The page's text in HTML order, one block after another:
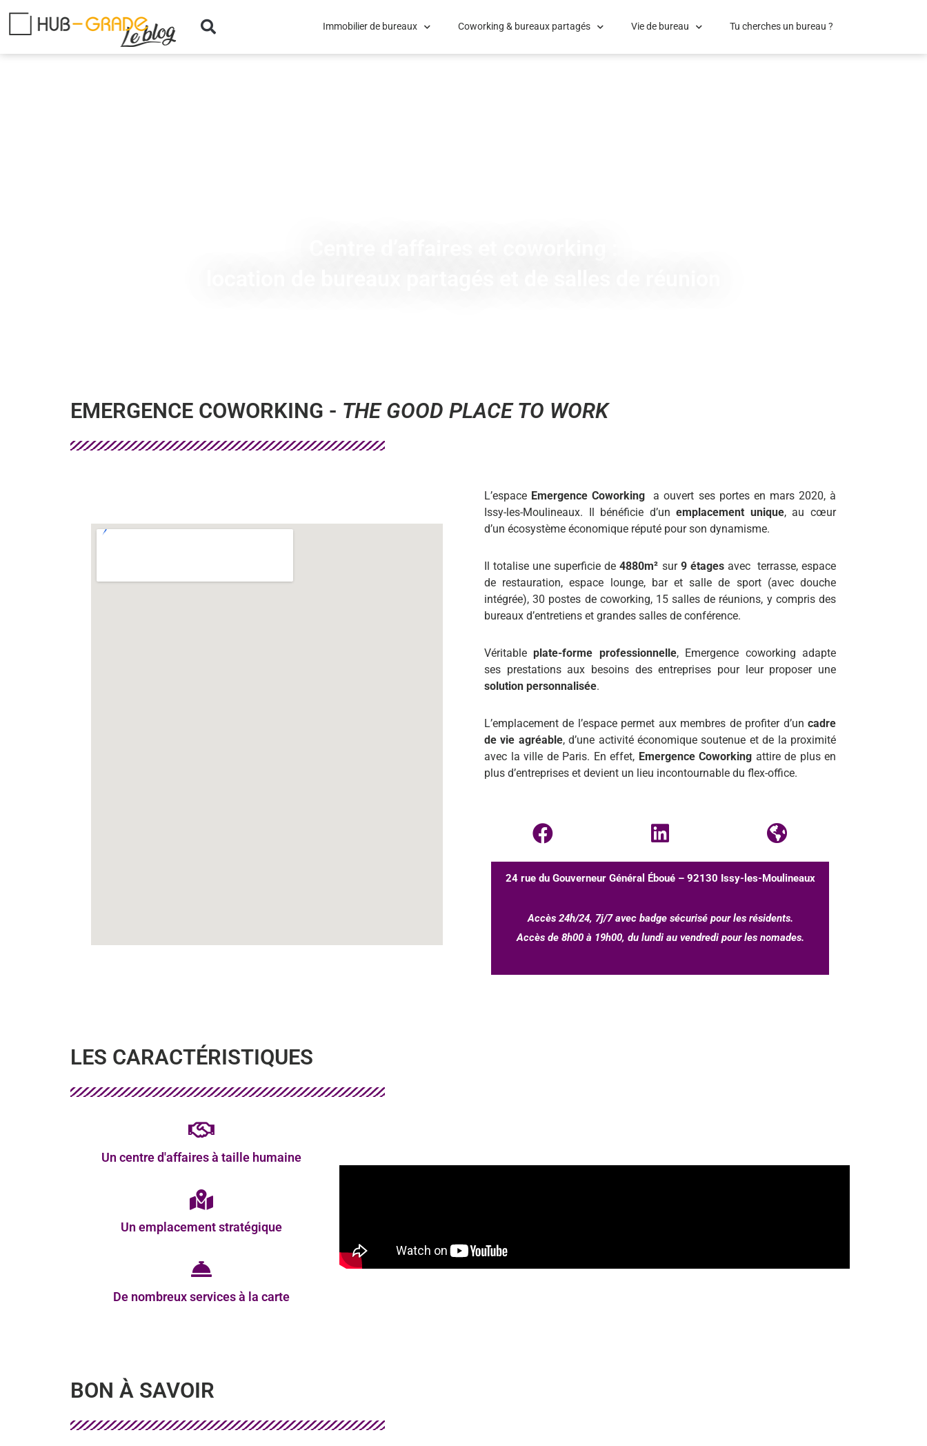
Immobilier de bureaux Coworking & bureaux partagés Vie de bureau Tu cherches un bureau ?
EMERGENCE COWORKING - THE GOOD PLACE TO WORK
L’espace Emergence Coworking
a ouvert ses portes en mars 2020, à
Issy-les-Moulineaux. Il bénéficie d’unemplacement unique, au cœur
d’un écosystème économique réputé pour son dynamisme.
Il totalise une superficie de4880m² sur 9 étagesavec terrasse, espace
de restauration, espace lounge, bar et salle de sport (avec douche
intégrée), 30 postes de coworking, 15 salles de réunions, y compris des
bureaux d’entretiens et grandes salles de conférence.
Véritableplate-forme professionnelle, Emergence coworking adapte
ses prestations aux besoins des entreprises pour leur proposer une
solution personnalisée.
L’emplacement de l’espace permet aux membres de profiter d’un cadre
de vie agréable, d’une activité économique soutenue et de la proximité
avec la ville de Paris. En effet, Emergence Coworking attire de plus en
plus d’entreprises et devient un lieu incontournable du flex-office.
24 rue du Gouverneur Général Éboué – 92130 Issy-les-Moulineaux
Accès 24h/24, 7j/7 avec badge sécurisé pour les résidents.
Accès de 8h00 à 19h00, du lundi au vendredi pour les nomades.
LES CARACTÉRISTIQUES
Un centre d'affaires à taille humaine
Un emplacement stratégique
De nombreux services à la carte
BON À SAVOIR